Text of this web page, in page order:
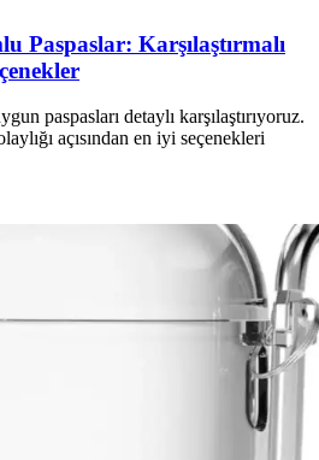
Paspaslar: Karşılaştırmalı
paspasları detaylı karşılaştırıyoruz.
açısından en iyi seçenekleri